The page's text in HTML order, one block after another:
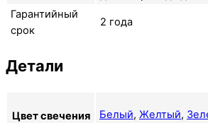
Гарантийный
срок
2 года
Детали
Цвет свечения Белый, Желтый,